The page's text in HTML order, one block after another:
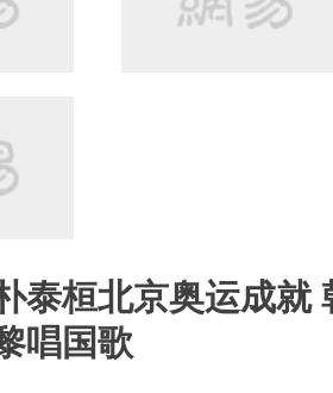
泰桓北京奥运成就
唱国歌